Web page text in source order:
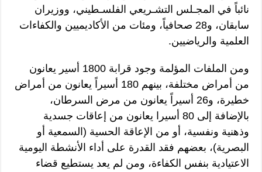
نائباً في المجـلس التشـريعي الفلسـطيني، ووزيران
سابقان، و28 صحافياً، ومئات من الأكاديميين والكفاءات
العلمية والرياضيين.
ومن الملفات المؤلمة وجود قرابة 1800 أسير يعانون
من أمراض مختلفة، بينهم 180 أسيراً يعانون من أمراض
خطيرة، و26 أسيراً يعانون من مرض السرطان،
بالإضافة إلى 80 أسيرا يعانون من إعاقات جسدية
وذهنية ونفسية، أو من الإعاقة الحسية (السمعية أو
البصرية)، بعضهم فقد القدرة على أداء الأنشطة اليومية
الاعتيادية بنفس الكفاءة، ومن لم يعد يستطيع قضاء